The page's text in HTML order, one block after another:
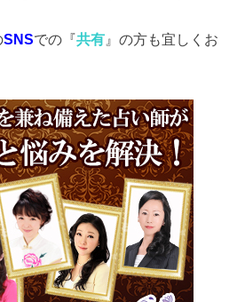
SNSでの『共有 』の方も宜しくお